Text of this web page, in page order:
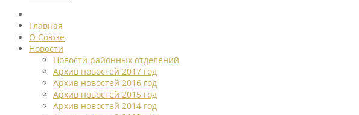
Главная
О Союзе
Новости
Новости районных отделений
Архив новостей 2017 год
Архив новостей 2016 год
Архив новостей 2015 год
Архив новостей 2014 год